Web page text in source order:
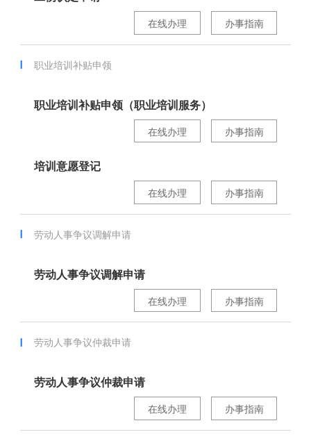
办事指南
在线办理
职业培训补贴申领
职业培训补贴申领（职业培训服务）
办事指南
在线办理
培训意愿登记
办事指南
在线办理
劳动人事争议调解申请
劳动人事争议调解申请
办事指南
在线办理
劳动人事争议仲裁申请
劳动人事争议仲裁申请
办事指南
在线办理